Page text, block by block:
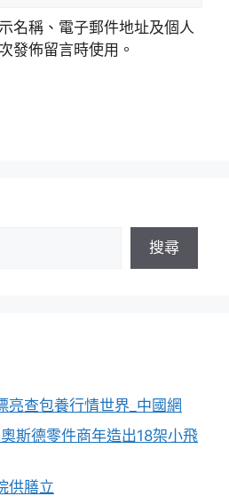
名稱、電子郵件地址及個人
發佈留言時使用。
搜尋
亮查包養行情世界_中國網
斯德零件商年造出18架小飛
供膳立